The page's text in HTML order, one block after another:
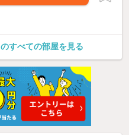
すべての部屋を見る